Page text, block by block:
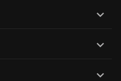


